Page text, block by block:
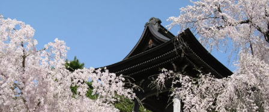
ているので、スポーツを楽しむことも